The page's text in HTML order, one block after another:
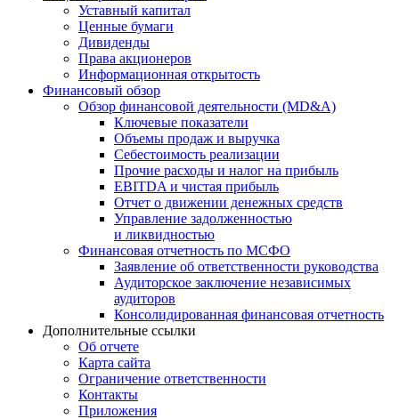
Уставный капитал
Ценные бумаги
Дивиденды
Права акционеров
Информационная открытость
Финансовый обзор
Обзор финансовой деятельности (MD&A)
Ключевые показатели
Объемы продаж и выручка
Себестоимость реализации
Прочие расходы и налог на прибыль
EBITDA и чистая прибыль
Отчет о движении денежных средств
Управление задолженностью
и ликвидностью
Финансовая отчетность по МСФО
Заявление об ответственности руководства
Аудиторское заключение независимых
аудиторов
Консолидированная финансовая отчетность
Дополнительные ссылки
Об отчете
Карта сайта
Ограничение ответственности
Контакты
Приложения